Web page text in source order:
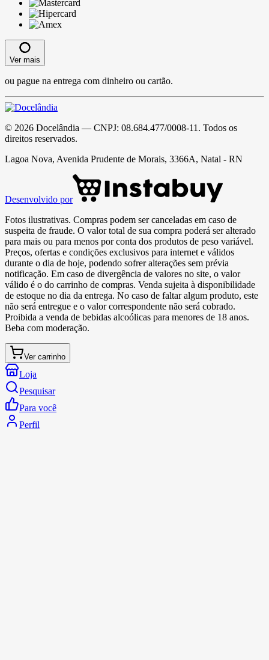
Ver mais
ou pague na entrega com dinheiro ou cartão.
© 2026 Docelândia — CNPJ: 08.684.477/0008-11 . Todos os
direitos reservados.
Lagoa Nova, Avenida Prudente de Morais, 3366A, Natal - RN
Desenvolvido por
Fotos ilustrativas. Compras podem ser canceladas em caso de
suspeita de fraude. O valor total de sua compra poderá ser alterado
para mais ou para menos por conta dos produtos de peso variável.
Preços, ofertas e condições exclusivos para internet e válidos
durante o dia de hoje, podendo sofrer alterações sem prévia
notificação. Em caso de divergência de valores no site, o valor
válido é o do carrinho de compras. Venda sujeita à disponibilidade
de estoque no dia da entrega. No caso de faltar algum produto, este
não será entregue e o valor correspondente não será cobrado.
Proibida a venda de bebidas alcoólicas para menores de 18 anos.
Beba com moderação.
Ver carrinho
Loja
Pesquisar
Para você
Perfil